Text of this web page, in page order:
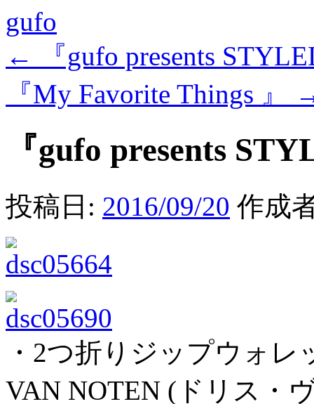
gufo
←
『gufo presents
『My Favorite Things 』
『gufo presents
投稿日: 2016/09/20 作成
・2つ折りジップウォ
VAN NOTEN (ドリス・